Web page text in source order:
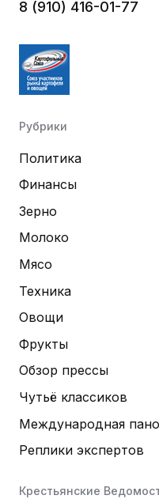
8 (910) 416-01-77
Рубрики
Политика
Финансы
Зерно
Молоко
Мясо
Техника
Овощи
Фрукты
Обзор прессы
Чутьё классиков
Международная
Реплики экспертов
Крестьянские